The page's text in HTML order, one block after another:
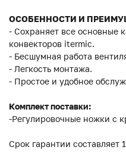
ОСОБЕННОСТИ И
- Сохраняет все основные
конвекторов itermic.
- Бесшумная работа
- Легкость монтажа.
- Простое и удобное
Комплект поставки:
-Регулировочные ножки с
Срок гарантии составляет